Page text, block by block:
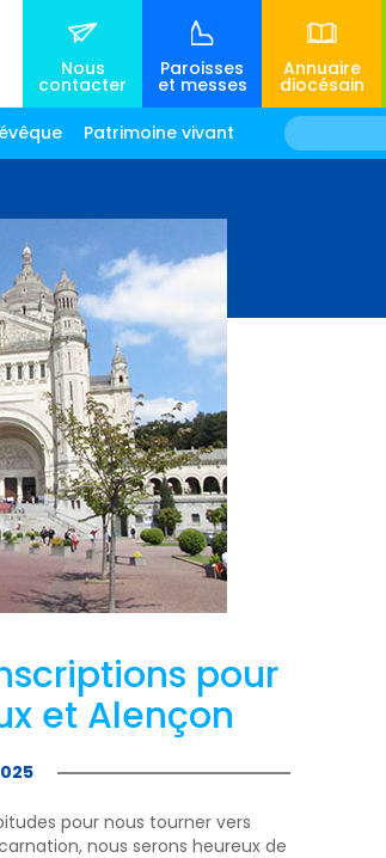
Nous
contacter
Paroisses
et messes
Annuaire
diocésain
Patrimoine vivant Rechercher :
pour
et Alençon
pour nous tourner vers
nous serons heureux de